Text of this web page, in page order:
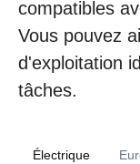
compatibles
Vous pouvez
d'exploitation
tâches.
Électrique